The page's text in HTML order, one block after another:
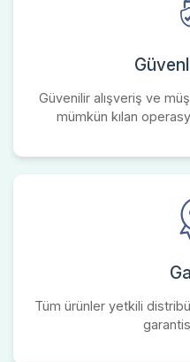
Güvenilir alışveriş ve
mümkün kılan
Tüm ürünler yetkili